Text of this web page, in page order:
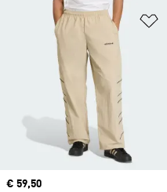
Current price
€ 59,50